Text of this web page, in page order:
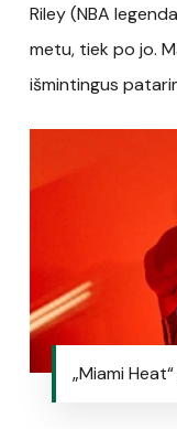
Riley (NBA
metu, tiek po jo.
išmintingus
„Miami